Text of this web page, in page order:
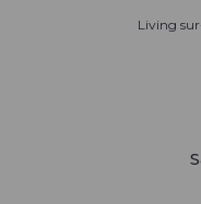
Living